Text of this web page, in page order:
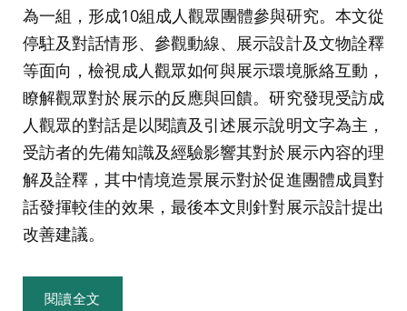
為一組，形成10組成人觀眾團體參與研究。本文從
停駐及對話情形、參觀動線、展示設計及文物詮釋
等面向，檢視成人觀眾如何與展示環境脈絡互動，
瞭解觀眾對於展示的反應與回饋。研究發現受訪成
人觀眾的對話是以閱讀及引述展示說明文字為主，
受訪者的先備知識及經驗影響其對於展示內容的理
解及詮釋，其中情境造景展示對於促進團體成員對
話發揮較佳的效果，最後本文則針對展示設計提出
改善建議。
閱讀全文